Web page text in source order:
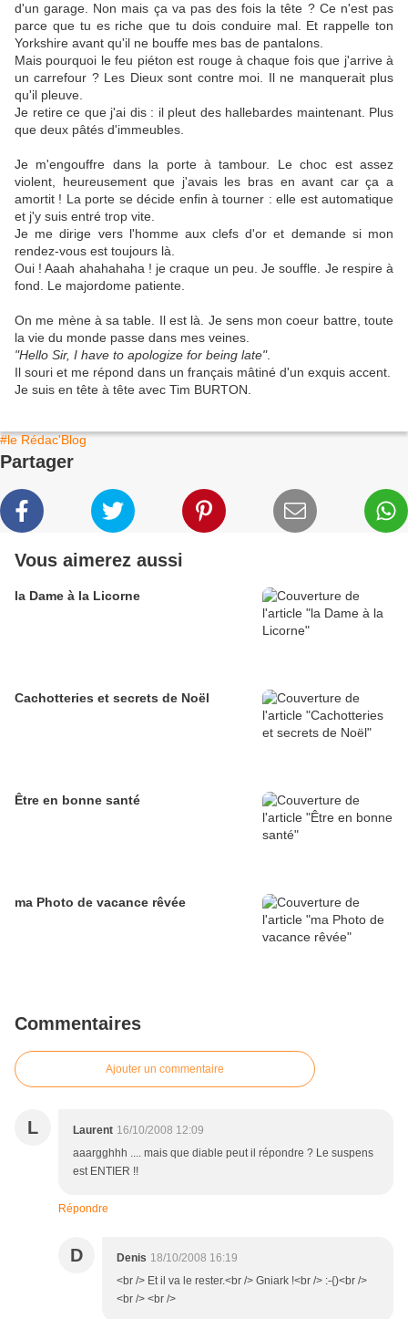
d'un garage. Non mais ça va pas des fois la tête ? Ce n'est pas
parce que tu es riche que tu dois conduire mal. Et rappelle ton
Yorkshire avant qu'il ne bouffe mes bas de pantalons.
Mais pourquoi le feu piéton est rouge à chaque fois que j'arrive à
un carrefour ? Les Dieux sont contre moi. Il ne manquerait plus
qu'il pleuve.
Je retire ce que j'ai dis : il pleut des hallebardes maintenant. Plus
que deux pâtés d'immeubles.
Je m'engouffre dans la porte à tambour. Le choc est assez
violent, heureusement que j'avais les bras en avant car ça a
amortit ! La porte se décide enfin à tourner : elle est automatique
et j'y suis entré trop vite.
Je me dirige vers l'homme aux clefs d'or et demande si mon
rendez-vous est toujours là.
Oui ! Aaah ahahahaha ! je craque un peu. Je souffle. Je respire à
fond. Le majordome patiente.
On me mène à sa table. Il est là. Je sens mon coeur battre, toute
la vie du monde passe dans mes veines.
"Hello Sir, I have to apologize for being late".
Il souri et me répond dans un français mâtiné d'un exquis accent.
Je suis en tête à tête avec Tim BURTON.
#le Rédac'Blog
Partager
Vous aimerez aussi
la Dame à la Licorne
Cachotteries et secrets de Noël
Être en bonne santé
ma Photo de vacance rêvée
Commentaires
Ajouter un commentaire
L Laurent 16/10/2008 12:09
aaargghhh .... mais que diable peut il répondre ? Le suspens
est ENTIER !!
Répondre
D Denis 18/10/2008 16:19
<br /> Et il va le rester.<br /> Gniark !<br /> :-{)<br />
<br /> <br />